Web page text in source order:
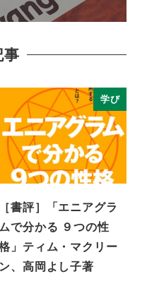
事
学び
［書評］「エニアグラ
ムで分かる ９つの性
」ティム・マクリー
ン、高岡よし子著